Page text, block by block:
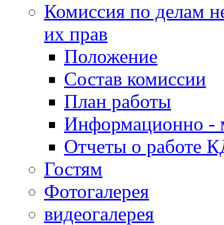
Комиссия по делам
их прав
Положение
Состав комиссии
План работы
Информационно -
Отчеты о работе
Гостям
Фотогалерея
видеогалерея